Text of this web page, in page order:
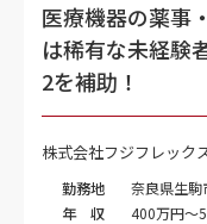
医療機器の薬事
は稀有な未経験
2を補助！
株式会社フジフレック
勤務地
奈良県生駒
年 収
400万円～